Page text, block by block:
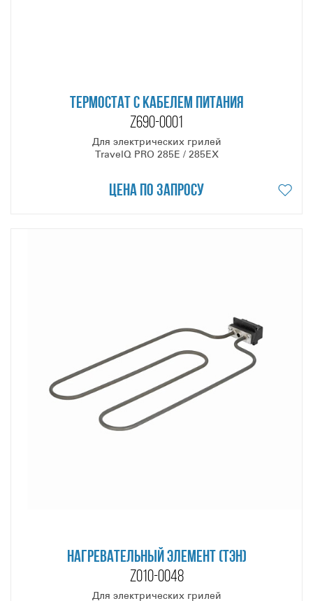
ТЕРМОСТАТ С КАБЕЛЕМ ПИТАНИЯ
Z690-0001
Для электрических грилей
TravelQ PRO 285E / 285EX
Цена по запросу
НАГРЕВАТЕЛЬНЫЙ ЭЛЕМЕНТ (ТЭН)
Z010-0048
Для электрических грилей